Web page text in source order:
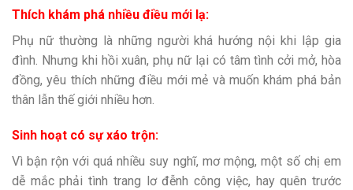
Thích khám phá nhiều điều mới lạ:
Phụ nữ thường là những người khá hướng nội khi lập gia
đình. Nhưng khi hồi xuân, phụ nữ lại có tâm tình cởi mở, hòa
đồng, yêu thích những điều mới mẻ và muốn khám phá bản
thân lẫn thế giới nhiều hơn.
Sinh hoạt có sự xáo trộn:
Vì bận rộn với quá nhiều suy nghĩ, mơ mộng, một số chị em
dễ mắc phải tình trang lơ đễnh công việc, hay quên trước